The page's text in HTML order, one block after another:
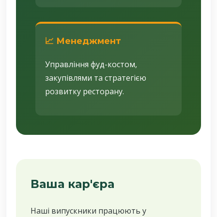
📈 Менеджмент
Управління фуд-костом,
закупівлями та стратегією
розвитку ресторану.
Ваша кар'єра
Наші випускники працюють у